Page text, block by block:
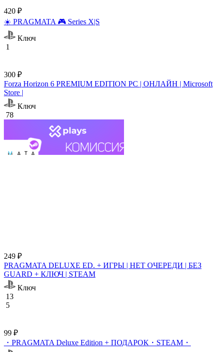
420 ₽
☀️ PRAGMATA 🎮 Series X|S
Ключ
1
300 ₽
Forza Horizon 6 PREMIUM EDITION PC | ОНЛАЙН | Microsoft
Store |
Ключ
78
249 ₽
PRAGMATA DELUXE ED. + ИГРЫ | НЕТ ОЧЕРЕДИ | БЕЗ
GUARD + КЛЮЧ | STEAM
Ключ
13
5
99 ₽
・PRAGMATA Deluxe Edition + ПОДАРОК・STEAM・